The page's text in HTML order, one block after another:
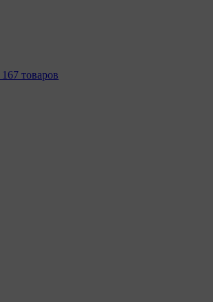
167 товаров